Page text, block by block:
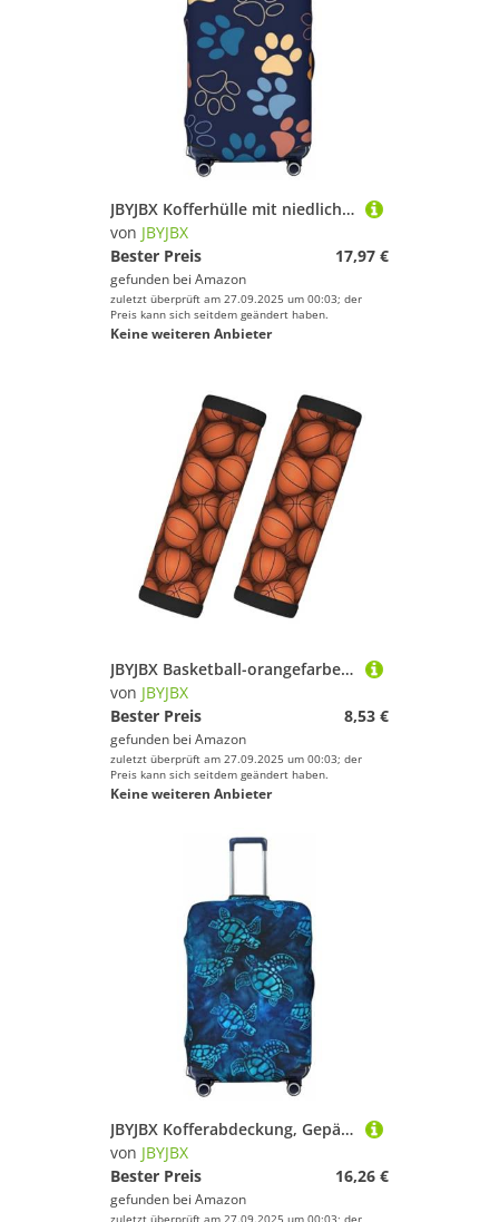
JBYJBX Kofferhülle mit niedlichem Hundepfotenabdruck, waschbar, elastisch, modisch, Reiseausrüstung, Schwarz, Large
von JBYJBX
Bester Preis
17,97 €
gefunden bei Amazon
zuletzt überprüft am 27.09.2025 um 00:03; der
Preis kann sich seitdem geändert haben.
Keine weiteren Anbieter
JBYJBX Basketball-orangefarbener Druck, Stil und Funktionalität, Griffbandagen, Gepäckgriff, rutschfester Griff, einfacher Komfort
von JBYJBX
Bester Preis
8,53 €
gefunden bei Amazon
zuletzt überprüft am 27.09.2025 um 00:03; der
Preis kann sich seitdem geändert haben.
Keine weiteren Anbieter
JBYJBX Kofferabdeckung, Gepäckschutz, waschbar, elastisch, modisch, Motiv: Meeresschildkröte, Blau, Schwarz, Medium
von JBYJBX
Bester Preis
16,26 €
gefunden bei Amazon
zuletzt überprüft am 27.09.2025 um 00:03; der